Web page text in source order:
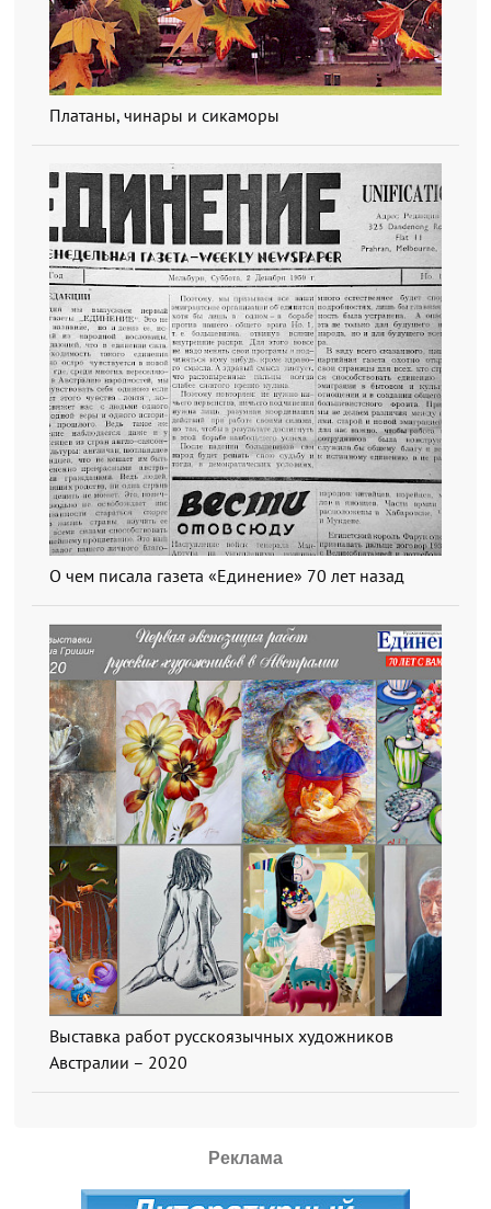
Платаны, чинары и сикаморы
О чем писала газета «Единение» 70 лет назад
Выставка работ русскоязычных художников
Австралии – 2020
Реклама